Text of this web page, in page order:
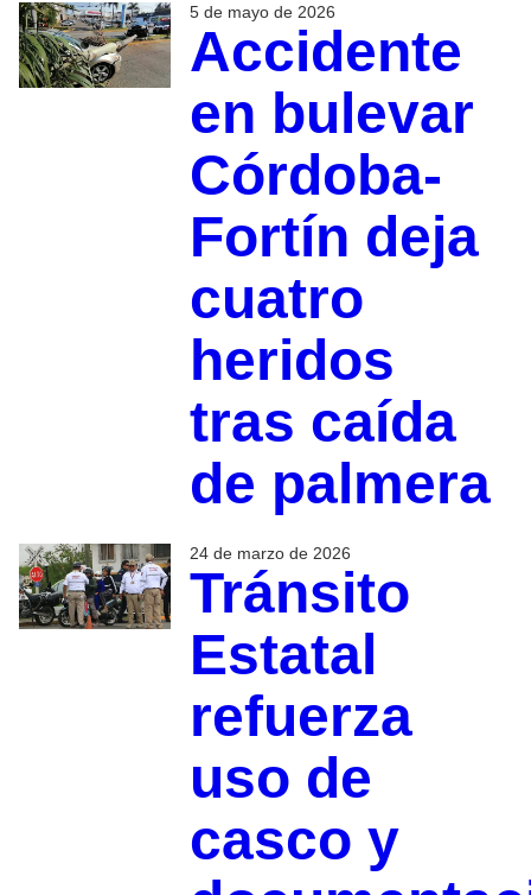
5 de mayo de 2026
Accidente
en bulevar
Córdoba-
Fortín deja
cuatro
heridos
tras caída
de palmera
24 de marzo de 2026
Tránsito
Estatal
refuerza
uso de
casco y